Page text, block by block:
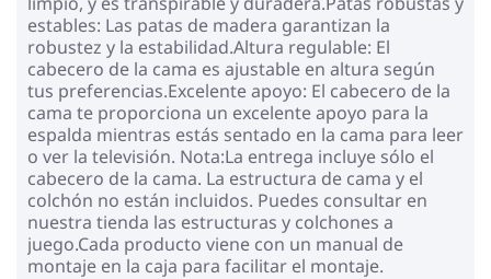
estables: Las patas de madera garantizan la
robustez y la estabilidad.Altura regulable: El
cabecero de la cama es ajustable en altura según
tus preferencias.Excelente apoyo: El cabecero de la
cama te proporciona un excelente apoyo para la
espalda mientras estás sentado en la cama para leer
o ver la televisión. Nota:La entrega incluye sólo el
cabecero de la cama. La estructura de cama y el
colchón no están incluidos. Puedes consultar en
nuestra tienda las estructuras y colchones a
juego.Cada producto viene con un manual de
montaje en la caja para facilitar el montaje.